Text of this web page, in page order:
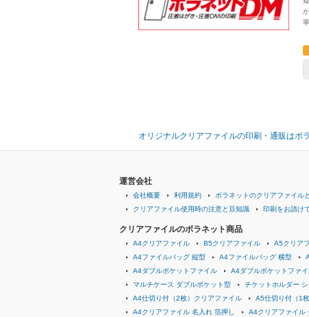
オリジナルクリアファイルの印刷・通販はボ
運営会社
会社概要 利用規約 ボラネットのクリアファイル
クリアファイル使用時の注意と豆知識
印刷をお請け
クリアファイルのボラネット商品
A4クリアファイル B5クリアファイル A5クリア
A4ファイルバッグ 縦型
A4ファイルバッグ 横型
A4ダブルポケットファイル
A4ダブルポケットファ
マルチケース ダブルポケット型
チケットホルダー
A4仕切り付（2枚）クリアファイル
A5仕切り付（1
A4クリアファイル 名入れ 箔押し
A4クリアファイル